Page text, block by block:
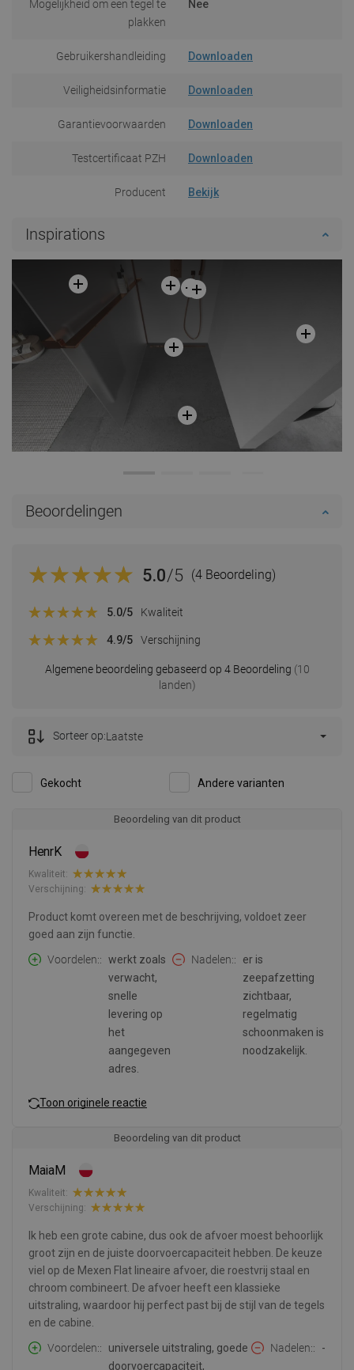
Mogelijkheid om een tegel te
plakken
Nee
Gebruikershandleiding Downloaden
Veiligheidsinformatie Downloaden
Garantievoorwaarden Downloaden
Testcertificaat PZH Downloaden
Producent Bekijk
Inspirations
Beoordelingen
5.0/5 (4 Beoordeling)
Algemene beoordeling gebaseerd op 4 Beoordeling (10
landen)
5.0/5 Kwaliteit
4.9/5 Verschijning
Gekocht Andere varianten
Sorteer op:Laatste
Beoordeling van dit product
HenrK
Kwaliteit:
Verschijning:
Product komt overeen met de beschrijving, voldoet zeer
goed aan zijn functie.
Voordelen:
werkt zoals
verwacht,
snelle
levering op
het
aangegeven
adres.
Nadelen:
er is
zeepafzetting
zichtbaar,
regelmatig
schoonmaken is
noodzakelijk.
Toon originele reactie
Beoordeling van dit product
MaiaM
Kwaliteit:
Verschijning:
Ik heb een grote cabine, dus ook de afvoer moest behoorlijk
groot zijn en de juiste doorvoercapaciteit hebben. De keuze
viel op de Mexen Flat lineaire afvoer, die roestvrij staal en
chroom combineert. De afvoer heeft een klassieke
uitstraling, waardoor hij perfect past bij de stijl van de tegels
en de cabine.
Voordelen:
universele uitstraling, goede
doorvoercapaciteit,
Nadelen: -